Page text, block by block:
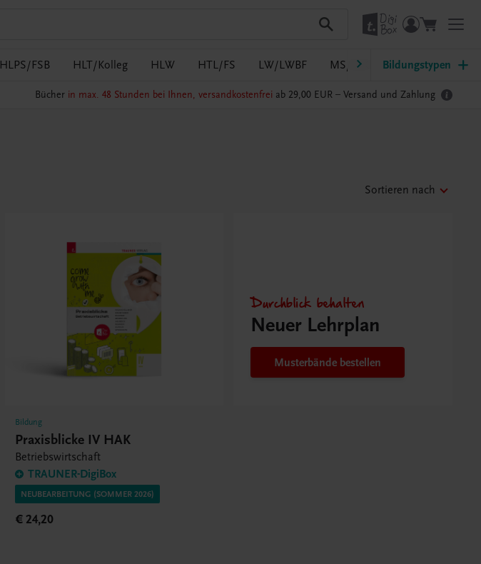
HLPS/FSB HLT/Kolleg HLW HTL/FS LW/LWBF MS/ASO Pflege PTS
Bildungstypen
Bücher in max. 48 Stunden bei Ihnen, versandkostenfrei ab 29,00 EUR – Versand und Zahlung
Sortieren nach
Bildung
Praxisblicke IV HAK
Betriebswirtschaft
TRAUNER-DigiBox
NEUBEARBEITUNG (SOMMER 2026)
€ 24,20
Durchblick behalten
Neuer Lehrplan
Musterbände bestellen